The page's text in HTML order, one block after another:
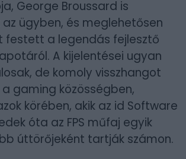
George Broussard is
ügyben, és meglehetősen
festett a legendás fejlesztő
A kijelentései ugyan
de komoly visszhangot
gaming közösségben,
körében, akik az id Software
óta az FPS műfaj egyik
úttörőjeként tartják számon.